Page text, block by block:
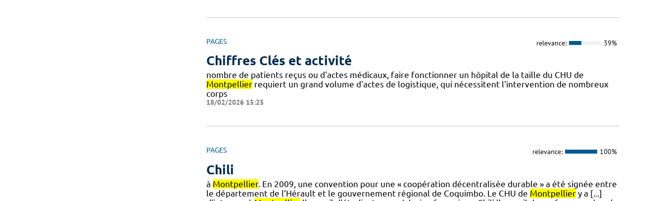
PAGES relevance: 39%
Chiffres Clés et activité
nombre de patients reçus ou d'actes médicaux, faire fonctionner un hôpital de la taille du CHU de
Montpellierrequiert un grand volume d'actes de logistique, qui nécessitent l'intervention de nombreux
corps
18/02/2026 15:25
PAGES relevance: 100%
Chili
à Montpellier. En 2009, une convention pour une « coopération décentralisée durable » a été signée entre
le département de l’Hérault et le gouvernement régional de Coquimbo. Le CHU de Montpelliery a [...]